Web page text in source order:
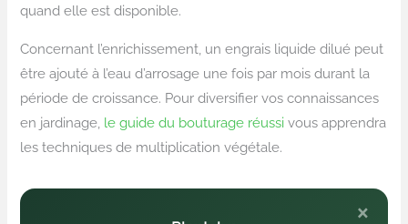
quand elle est disponible.
Concernant l’enrichissement, un engrais liquide dilué peut
être ajouté à l’eau d’arrosage une fois par mois durant la
période de croissance. Pour diversifier vos connaissances
en jardinage, le guide du bouturage réussi vous apprendra
les techniques de multiplication végétale.
×